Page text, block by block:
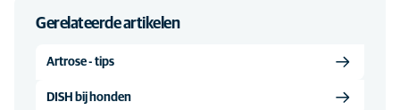
Gerelateerde artikelen
Artrose - tips
DISH bij honden